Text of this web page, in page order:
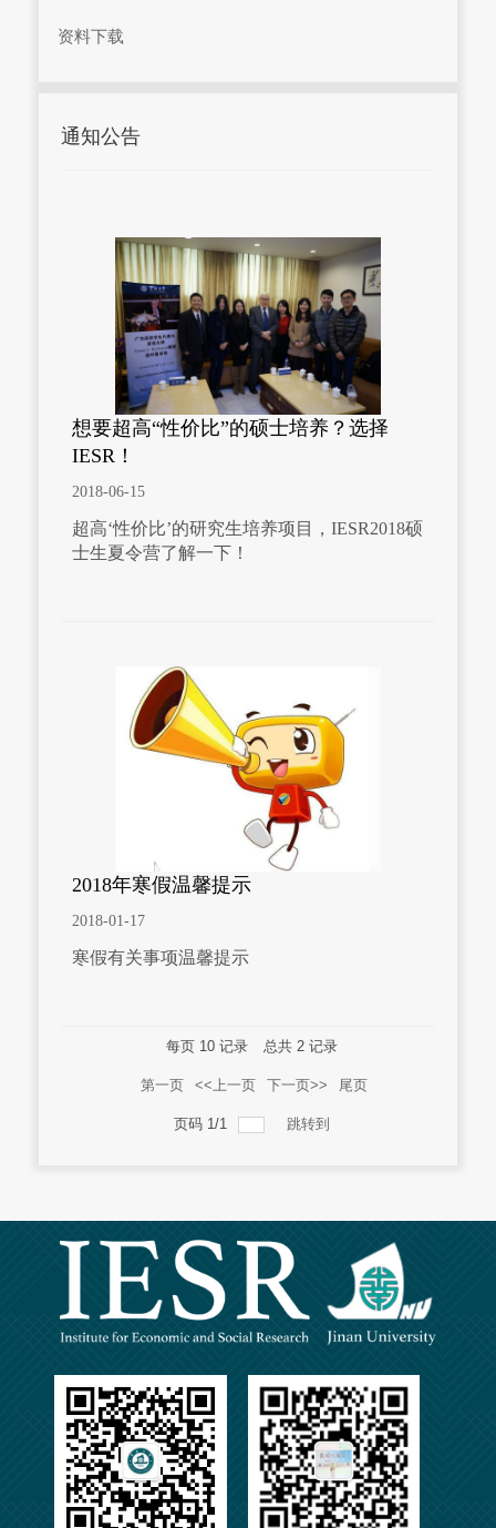
资料下载
通知公告
想要超高“性价比”的硕士培养？选择
IESR！
2018-06-15
超高‘性价比’的研究生培养项目，IESR2018硕
士生夏令营了解一下！
2018年寒假温馨提示
2018-01-17
寒假有关事项温馨提示
每页 10记录 总共 2记录
第一页 <<上一页 下一页>> 尾页
页码 1/1 跳转到